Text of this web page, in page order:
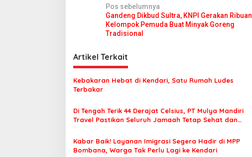
N
a
v
i
g
a
i
p
o
s
Pos sebelumnya
Gandeng Dikbud Sultra, KNPI Gerakan Ribuan
Kelompok Pemuda Buat Minyak Goreng
Tradisional
Artikel Terkait
Kebakaran Hebat di Kendari, Satu Rumah Ludes
Terbakar
Di Tengah Terik 44 Derajat Celsius, PT Mulya Mandiri
Travel Pastikan Seluruh Jamaah Tetap Sehat dan
Kabar Baik! Layanan Imigrasi Segera Hadir di MPP
Bombana, Warga Tak Perlu Lagi ke Kendari